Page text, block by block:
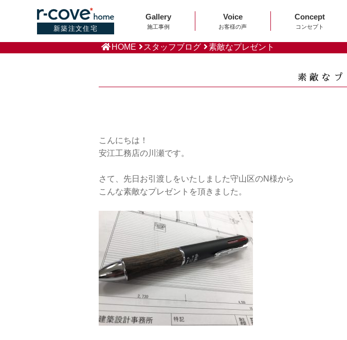
新築注文住宅
Gallery
施工事例
Voice
お客様の声
Concept
コンセプト
HOME スタッフブログ 素敵なプレゼント
素敵なプ
こんにちは！
安江工務店の川瀬です。
さて、先日お引渡しをいたしました守山区のN様から
こんな素敵なプレゼントを頂きました。